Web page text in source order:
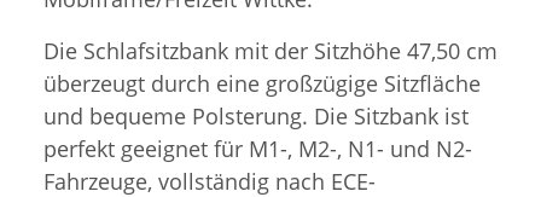
Die Schlafsitzbank mit der Sitzhöhe 47,50 cm
überzeugt durch eine großzügige Sitzfläche
und bequeme Polsterung. Die Sitzbank ist
perfekt geeignet für M1-, M2-, N1- und N2-
Fahrzeuge, vollständig nach ECE-